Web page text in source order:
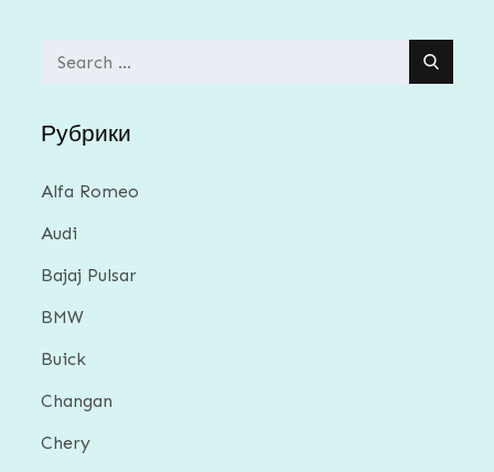
Search
Рубрики
Alfa Romeo
Audi
Bajaj Pulsar
BMW
Buick
Changan
Chery